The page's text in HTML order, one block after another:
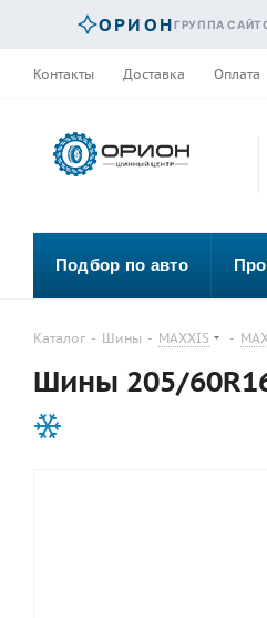
ОРИОНГРУППА
Контакты Доставка Оплата
Подбор по авто
Каталог - Шины - MAXXIS -
Шины 205/